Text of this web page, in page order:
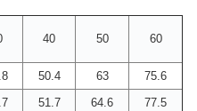
40 50 60
50.4 63
75.6
51.7 64.6
77.5